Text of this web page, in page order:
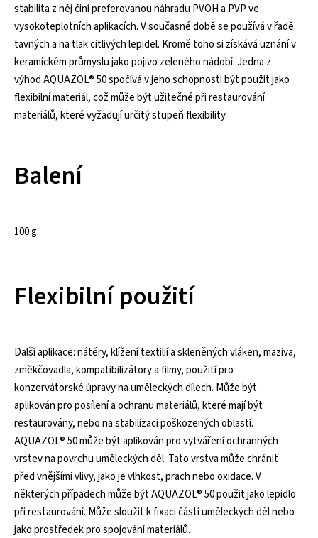
stabilita z něj činí preferovanou náhradu PVOH a PVP ve
vysokoteplotních aplikacích. V současné době se používá v řadě
tavných a na tlak citlivých lepidel. Kromě toho si získává uznání v
keramickém průmyslu jako pojivo zeleného nádobí. Jedna z
výhod AQUAZOL® 50 spočívá v jeho schopnosti být použit jako
flexibilní materiál, což může být užitečné při restaurování
materiálů, které vyžadují určitý stupeň flexibility.
Balení
100 g
Flexibilní použití
Další aplikace: nátěry, klížení textilií a skleněných vláken, maziva,
změkčovadla, kompatibilizátory a filmy, použití pro
konzervátorské úpravy na uměleckých dílech. Může být
aplikován pro posílení a ochranu materiálů, které mají být
restaurovány, nebo na stabilizaci poškozených oblastí.
AQUAZOL® 50 může být aplikován pro vytváření ochranných
vrstev na povrchu uměleckých děl. Tato vrstva může chránit
před vnějšími vlivy, jako je vlhkost, prach nebo oxidace. V
některých případech může být AQUAZOL® 50 použit jako lepidlo
při restaurování. Může sloužit k fixaci částí uměleckých děl nebo
jako prostředek pro spojování materiálů.